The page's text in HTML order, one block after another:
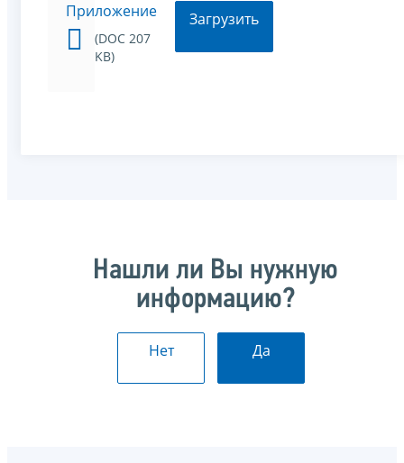
Приложение
(DOC 207
KB)
Загрузить
Нашли ли Вы нужную
информацию?
Нет Да